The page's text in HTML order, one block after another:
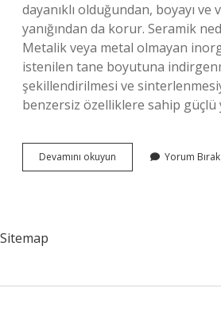
dayanıklı olduğundan, boyayı ve
yanığından da korur. Seramik
Metalik veya metal olmayan
istenilen tane boyutuna
şekillendirilmesi ve
benzersiz özelliklere sahip güçlü
Devamını okuyun Seramik
Ilacı
Yorum Bırak
Sitemap